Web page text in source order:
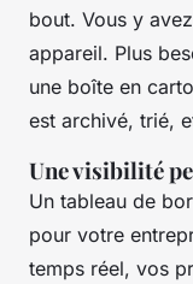
bout. Vous y
appareil. Plus
une boîte en
est archivé, trié,
Une visibilité
Un tableau de
pour votre
temps réel, vos